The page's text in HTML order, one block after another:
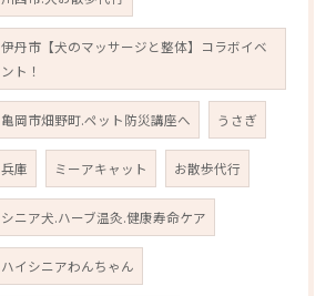
伊丹市【犬のマッサージと整体】コラボイベ
ント！
亀岡市畑野町.ペット防災講座へ うさぎ
兵庫 ミーアキャット お散歩代行
シニア犬.ハーブ温灸.健康寿命ケア
ハイシニアわんちゃん